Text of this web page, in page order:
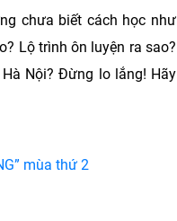
chưa biết cách học như
Lộ trình ôn luyện ra sao?
Nội? Đừng lo lắng! Hãy
mùa thứ 2